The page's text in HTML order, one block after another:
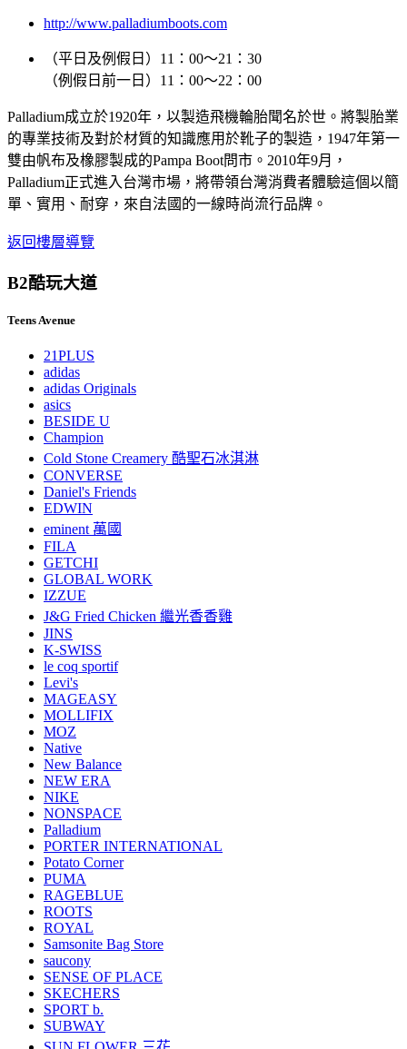
http://www.palladiumboots.com
（平日及例假日）11：00～21：30
（例假日前一日）11：00～22：00
Palladium成立於1920年，以製造飛機輪胎聞名於世。將製胎業
的專業技術及對於材質的知識應用於靴子的製造，1947年第一
雙由帆布及橡膠製成的Pampa Boot問市。2010年9月，
Palladium正式進入台灣市場，將帶領台灣消費者體驗這個以簡
單、實用、耐穿，來自法國的一線時尚流行品牌。
返回樓層導覽
B2酷玩大道
Teens Avenue
21PLUS
adidas
adidas Originals
asics
BESIDE U
Champion
Cold Stone Creamery 酷聖石冰淇淋
CONVERSE
Daniel's Friends
EDWIN
eminent 萬國
FILA
GETCHI
GLOBAL WORK
IZZUE
J&G Fried Chicken 繼光香香雞
JINS
K-SWISS
le coq sportif
Levi's
MAGEASY
MOLLIFIX
MOZ
Native
New Balance
NEW ERA
NIKE
NONSPACE
Palladium
PORTER INTERNATIONAL
Potato Corner
PUMA
RAGEBLUE
ROOTS
ROYAL
Samsonite Bag Store
saucony
SENSE OF PLACE
SKECHERS
SPORT b.
SUBWAY